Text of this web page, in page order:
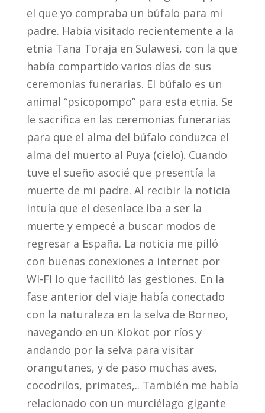
el que yo compraba un búfalo para mi
padre. Había visitado recientemente a la
etnia Tana Toraja en Sulawesi, con la que
había compartido varios días de sus
ceremonias funerarias. El búfalo es un
animal “psicopompo” para esta etnia. Se
le sacrifica en las ceremonias funerarias
para que el alma del búfalo conduzca el
alma del muerto al Puya (cielo). Cuando
tuve el sueño asocié que presentía la
muerte de mi padre. Al recibir la noticia
intuía que el desenlace iba a ser la
muerte y empecé a buscar modos de
regresar a España. La noticia me pilló
con buenas conexiones a internet por
WI-FI lo que facilitó las gestiones. En la
fase anterior del viaje había conectado
con la naturaleza en la selva de Borneo,
navegando en un Klokot por ríos y
andando por la selva para visitar
orangutanes, y de paso muchas aves,
cocodrilos, primates,.. También me había
relacionado con un murciélago gigante